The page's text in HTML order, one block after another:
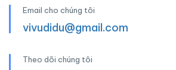
Email cho chúng tôi
vivudidu@gmail.com
Theo dõi chúng tôi